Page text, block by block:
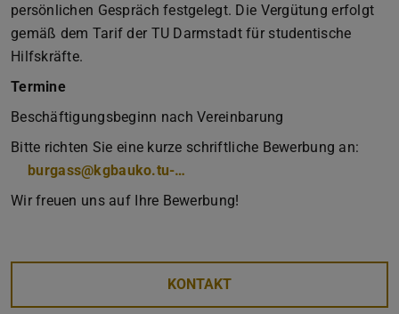
persönlichen Gespräch festgelegt. Die Vergütung erfolgt
gemäß dem Tarif der TU Darmstadt für studentische
Hilfskräfte.
Termine
Beschäftigungsbeginn nach Vereinbarung
Bitte richten Sie eine kurze schriftliche Bewerbung an:
burgass@kgbauko.tu-…
Wir freuen uns auf Ihre Bewerbung!
KONTAKT